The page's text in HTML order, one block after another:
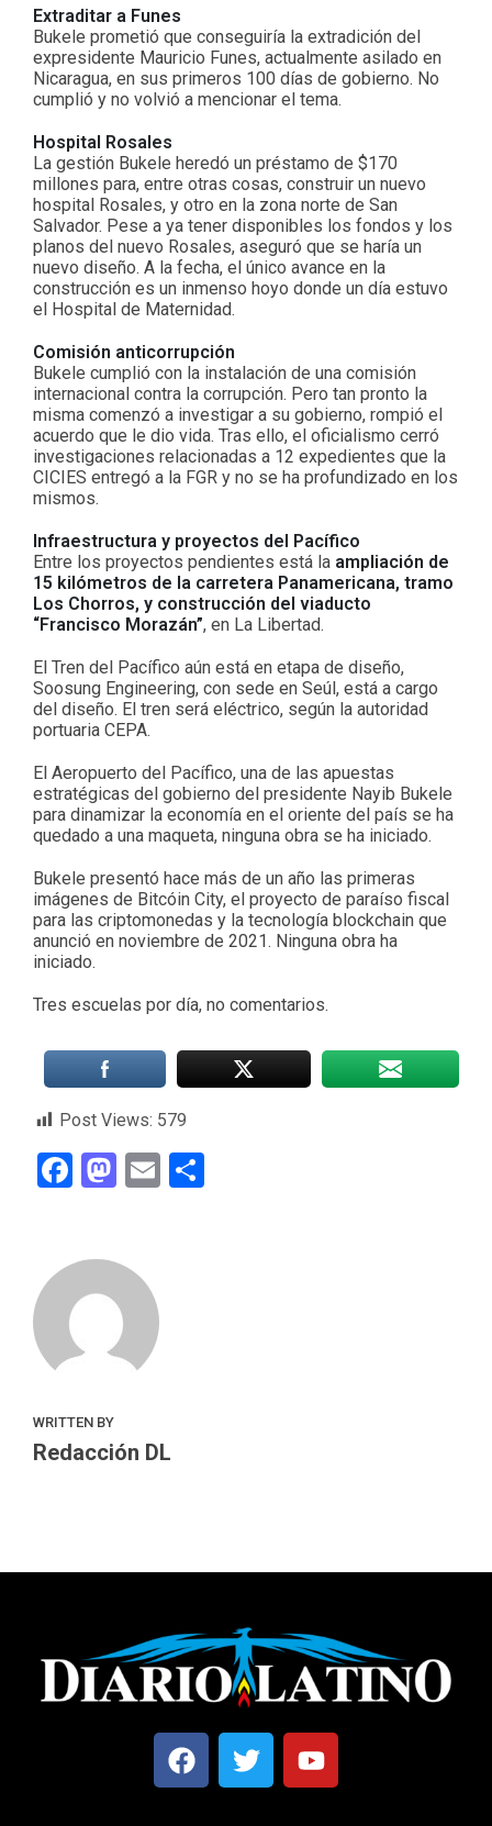
Extraditar a Funes
Bukele prometió que conseguiría la extradición del
expresidente Mauricio Funes, actualmente asilado en
Nicaragua, en sus primeros 100 días de gobierno. No
cumplió y no volvió a mencionar el tema.
Hospital Rosales
La gestión Bukele heredó un préstamo de $170
millones para, entre otras cosas, construir un nuevo
hospital Rosales, y otro en la zona norte de San
Salvador. Pese a ya tener disponibles los fondos y los
planos del nuevo Rosales, aseguró que se haría un
nuevo diseño. A la fecha, el único avance en la
construcción es un inmenso hoyo donde un día estuvo
el Hospital de Maternidad.
Comisión anticorrupción
Bukele cumplió con la instalación de una comisión
internacional contra la corrupción. Pero tan pronto la
misma comenzó a investigar a su gobierno, rompió el
acuerdo que le dio vida. Tras ello, el oficialismo cerró
investigaciones relacionadas a 12 expedientes que la
CICIES entregó a la FGR y no se ha profundizado en los
mismos.
Infraestructura y proyectos del Pacífico
Entre los proyectos pendientes está la ampliación de
15 kilómetros de la carretera Panamericana, tramo
Los Chorros, y construcción del viaducto
“Francisco Morazán”, en La Libertad.
El Tren del Pacífico aún está en etapa de diseño,
Soosung Engineering, con sede en Seúl, está a cargo
del diseño. El tren será eléctrico, según la autoridad
portuaria CEPA.
El Aeropuerto del Pacífico, una de las apuestas
estratégicas del gobierno del presidente Nayib Bukele
para dinamizar la economía en el oriente del país se ha
quedado a una maqueta, ninguna obra se ha iniciado.
Bukele presentó hace más de un año las primeras
imágenes de Bitcóin City, el proyecto de paraíso fiscal
para las criptomonedas y la tecnología blockchain que
anunció en noviembre de 2021. Ninguna obra ha
iniciado.
Tres escuelas por día, no comentarios.
Post Views: 579
Facebook
Mastodon
Email
WRITTEN BY
Redacción DL